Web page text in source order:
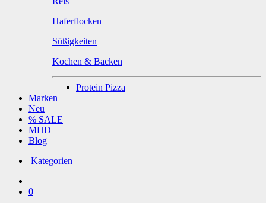
Haferflocken
Süßigkeiten
Kochen & Backen
Protein Pizza
Marken
Neu
% SALE
MHD
Blog
Kategorien
0